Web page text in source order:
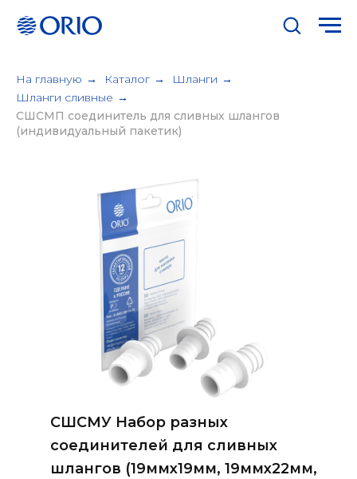
На главную → Каталог → Шланги →
Шланги сливные →
СШСМП соединитель для сливных шлангов
(индивидуальный пакетик)
СШСМУ Набор разных
соединителей для сливных
шлангов (19ммх19мм, 19ммх22мм,